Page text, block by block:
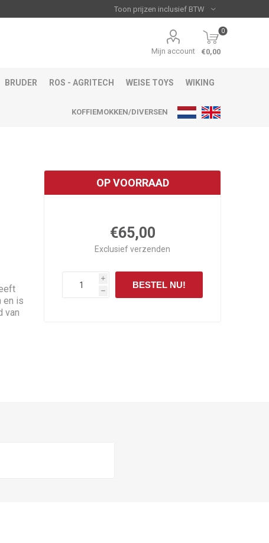
Mijn account
0
€0,00
BRUDER ROS - AGRITECH WEISE TOYS WIKING
KOFFIEMOKKEN/DIVERSEN
en is
van
OP VOORRAAD
€65,00
Exclusiefverzenden
i
h
BESTEL NU!